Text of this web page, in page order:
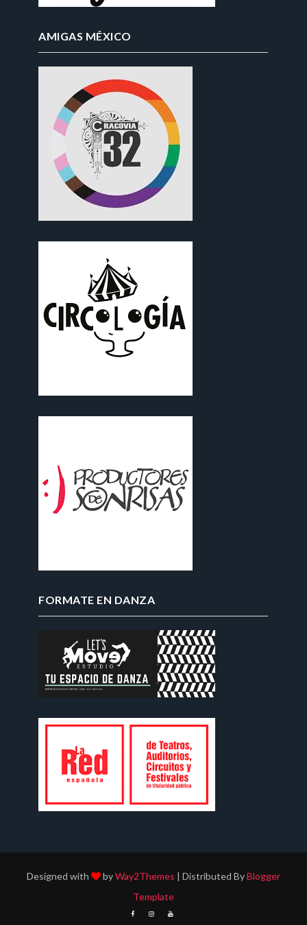
AMIGAS MÉXICO
FORMATE EN DANZA
Designed with byWay2Themes | Distributed ByBlogger
Template